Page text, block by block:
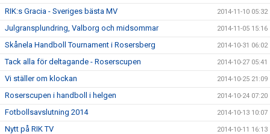
RIK:s Gracia - Sveriges bästa MV 2014-11-10 05:32
Julgransplundring, Valborg och midsommar 2014-11-05 15:16
Skånela Handboll Tournament i Rosersberg 2014-10-31 06:02
Tack alla för deltagande - Roserscupen 2014-10-27 05:41
Vi ställer om klockan 2014-10-25 21:09
Roserscupen i handboll i helgen 2014-10-24 07:20
Fotbollsavslutning 2014 2014-10-13 10:07
Nytt på RIK TV 2014-10-11 16:13